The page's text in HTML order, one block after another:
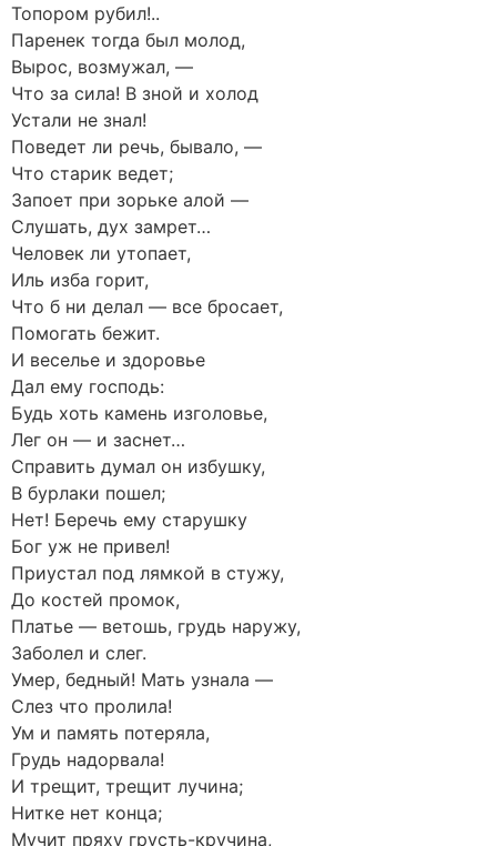
Топором рубил!..
Паренек тогда был молод,
Вырос, возмужал, —
Что за сила! В зной и холод
Устали не знал!
Поведет ли речь, бывало, —
Что старик ведет;
Запоет при зорьке алой —
Слушать, дух замрет…
Человек ли утопает,
Иль изба горит,
Что б ни делал — все бросает,
Помогать бежит.
И веселье и здоровье
Дал ему господь:
Будь хоть камень изголовье,
Лег он — и заснет…
Справить думал он избушку,
В бурлаки пошел;
Нет! Беречь ему старушку
Бог уж не привел!
Приустал под лямкой в стужу,
До костей промок,
Платье — ветошь, грудь наружу,
Заболел и слег.
Умер, бедный! Мать узнала —
Слез что пролила!
Ум и память потеряла,
Грудь надорвала!
И трещит, трещит лучина;
Нитке нет конца;
Мучит пряху грусть-кручина,